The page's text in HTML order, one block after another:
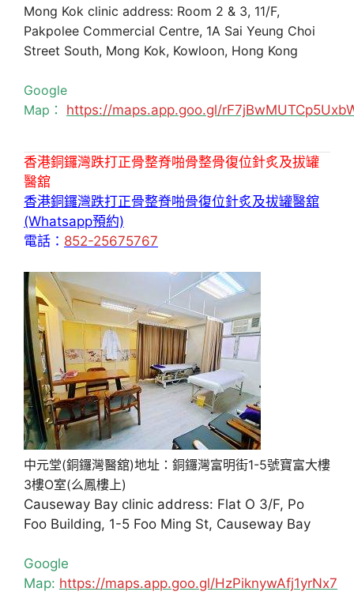
Mong Kok clinic address: Room 2 & 3, 11/F,
Pakpolee Commercial Centre, 1A Sai Yeung Choi
Street South, Mong Kok, Kowloon, Hong Kong
Google
Map： https://maps.app.goo.gl/
香港銅鑼灣跌打正骨整脊啪骨整骨復位針炙及拔罐
醫舘
香港銅鑼灣跌打正骨整脊啪骨復位針炙及拔罐醫舘
(Whatsapp預約)
電話： 852-25675767
中元堂(銅鑼灣醫舘)地址：銅鑼灣富明街1-5號寶富大樓
3樓O室(么鳳樓上)
Causeway Bay clinic address: Flat O 3/F, Po
Foo Building, 1-5 Foo Ming St, Causeway Bay
Google
Map: https://maps.app.goo.gl/HzPiknywAfj1yrNx7